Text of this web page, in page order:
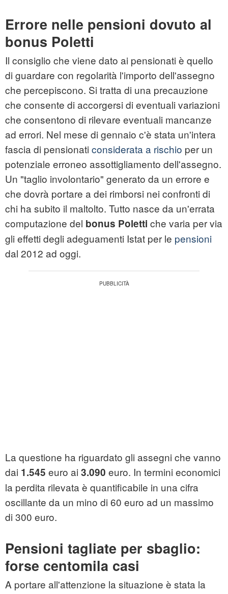
Errore nelle pensioni dovuto al
bonus Poletti
Il consiglio che viene dato ai pensionati è quello
di guardare con regolarità l'importo dell'assegno
che percepiscono. Si tratta di una precauzione
che consente di accorgersi di eventuali variazioni
che consentono di rilevare eventuali mancanze
ad errori. Nel mese di gennaio c'è stata un'intera
fascia di pensionati considerata a rischio per un
potenziale erroneo assottigliamento dell'assegno.
Un "taglio involontario" generato da un errore e
che dovrà portare a dei rimborsi nei confronti di
chi ha subito il maltolto. Tutto nasce da un'errata
computazione del bonus Poletti che varia per via
gli effetti degli adeguamenti Istat per le pensioni
dal 2012 ad oggi.
La questione ha riguardato gli assegni che vanno
dai 1.545 euro ai 3.090 euro. In termini economici
la perdita rilevata è quantificabile in una cifra
oscillante da un mino di 60 euro ad un massimo
di 300 euro.
Pensioni tagliate per sbaglio:
forse centomila casi
A portare all'attenzione la situazione è stata la